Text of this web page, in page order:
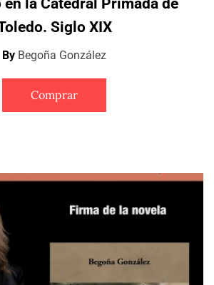
la Catedral Primada de
Siglo XIX
By Begoña González
Comprar